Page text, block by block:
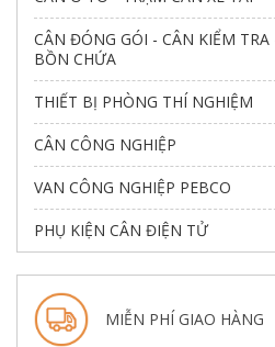
CÂN ĐÓNG GÓI - CÂN KIỂM TRA
BỒN CHỨA
THIẾT BỊ PHÒNG THÍ NGHIỆM
CÂN CÔNG NGHIỆP
VAN CÔNG NGHIỆP PEBCO
PHỤ KIỆN CÂN ĐIỆN TỬ
MIỄN PHÍ GIAO HÀNG